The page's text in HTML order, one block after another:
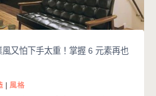
風又怕下手太重！掌握 6 元素再也
|風格